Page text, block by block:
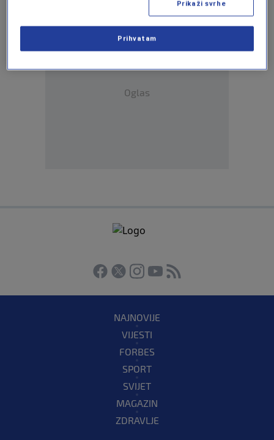
Oglas
NAJNOVIJE
VIJESTI
FORBES
SPORT
SVIJET
MAGAZIN
ZDRAVLJE
Prikaži svrhe
Prihvatam